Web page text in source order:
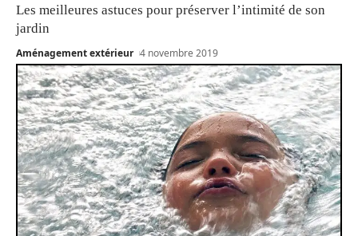
Les meilleures astuces pour préserver l’intimité de son
jardin
Aménagement extérieur 4 novembre 2019